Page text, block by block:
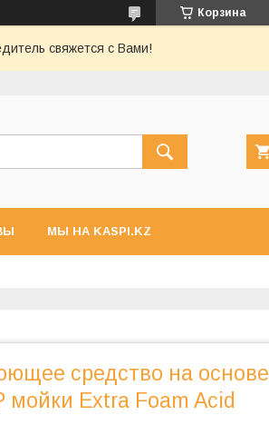
Корзина
свяжется с Вами!
МЫ НА KASPI.KZ
средство на основе
мойки Extra Foam Acid